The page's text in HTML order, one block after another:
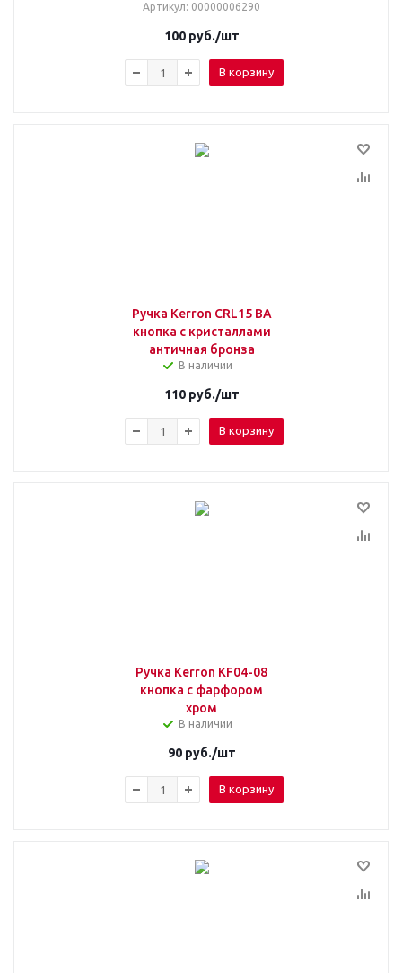
Артикул: 00000006290
100руб./шт
В корзину
Ручка Kerron CRL15 BA
кнопка с кристаллами
античная бронза
В наличии
110руб./шт
В корзину
Ручка Kerron KF04-08
кнопка с фарфором
хром
В наличии
90руб./шт
В корзину